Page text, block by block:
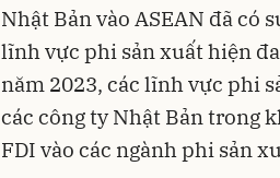
Nhật Bản vào ASEAN đã có
lĩnh vực phi sản xuất hiện
năm 2023, các lĩnh vực phi
các công ty Nhật Bản trong
FDI vào các ngành phi sản